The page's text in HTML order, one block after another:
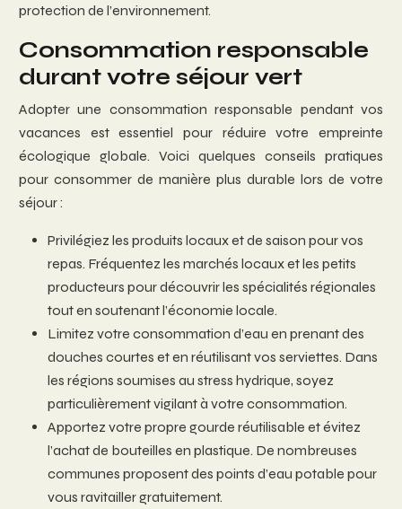
protection de l’environnement.
Consommation responsable
durant votre séjour vert
Adopter une consommation responsable pendant vos
vacances est essentiel pour réduire votre empreinte
écologique globale. Voici quelques conseils pratiques
pour consommer de manière plus durable lors de votre
séjour :
Privilégiez les produits locaux et de saison pour vos
repas. Fréquentez les marchés locaux et les petits
producteurs pour découvrir les spécialités régionales
tout en soutenant l’économie locale.
Limitez votre consommation d’eau en prenant des
douches courtes et en réutilisant vos serviettes. Dans
les régions soumises au stress hydrique, soyez
particulièrement vigilant à votre consommation.
Apportez votre propre gourde réutilisable et évitez
l’achat de bouteilles en plastique. De nombreuses
communes proposent des points d’eau potable pour
vous ravitailler gratuitement.